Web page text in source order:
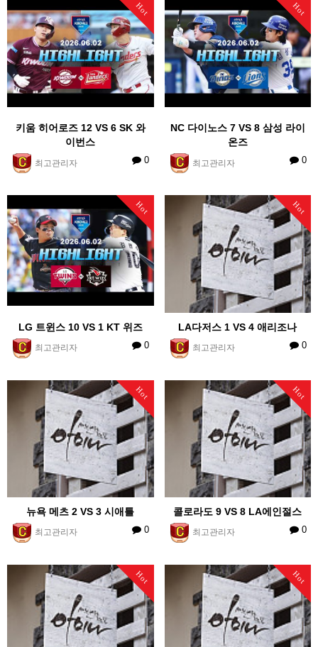
Hot
키움 히어로즈 12 VS 6 SK 와
이번스
최고관리자 0
Hot
NC 다이노스 7 VS 8 삼성 라이
온즈
최고관리자 0
Hot
LG 트윈스 10 VS 1 KT 위즈
최고관리자 0
Hot
LA다저스 1 VS 4 애리조나
최고관리자 0
Hot
뉴욕 메츠 2 VS 3 시애틀
최고관리자 0
Hot
콜로라도 9 VS 8 LA에인절스
최고관리자 0
Hot Hot